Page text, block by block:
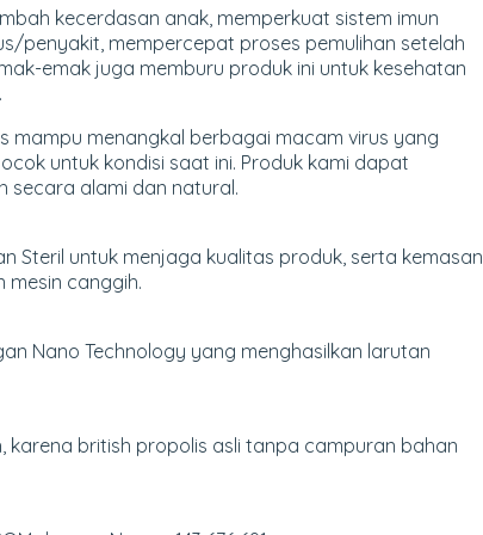
kecerdasan anak, memperkuat sistem imun
penyakit, mempercepat proses pemulihan setelah
emak juga memburu produk ini untuk kesehatan
mampu menangkal berbagai macam virus yang
untuk kondisi saat ini. Produk kami dapat
secara alami dan natural.
Steril untuk menjaga kualitas produk, serta kemasan
mesin canggih.
Nano Technology yang menghasilkan larutan
karena british propolis asli tanpa campuran bahan